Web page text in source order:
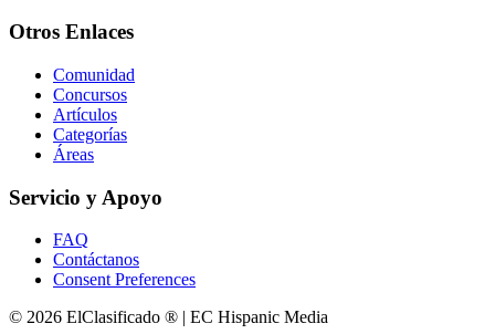
Otros Enlaces
Comunidad
Concursos
Artículos
Categorías
Áreas
Servicio y Apoyo
FAQ
Contáctanos
Consent Preferences
© 2026 ElClasificado ® | EC Hispanic Media